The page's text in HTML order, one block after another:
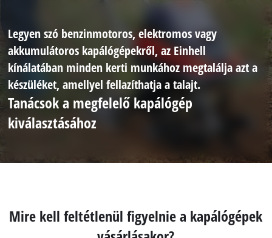
Legyen szó benzinmotoros, elektromos vagy
akkumulátoros kapálógépekről, az Einhell
kínálatában minden kerti munkához megtalálja azt a
készüléket, amellyel fellazíthatja a talajt.
Tanácsok a megfelelő kapálógép
kiválasztásához
Mire kell feltétlenül figyelnie a kapálógépek